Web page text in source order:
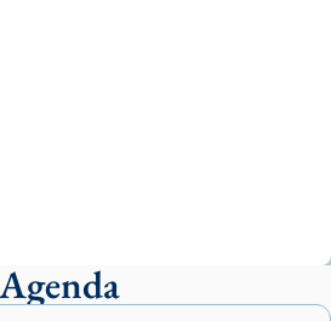
de juliol la missa de Les
Agenda